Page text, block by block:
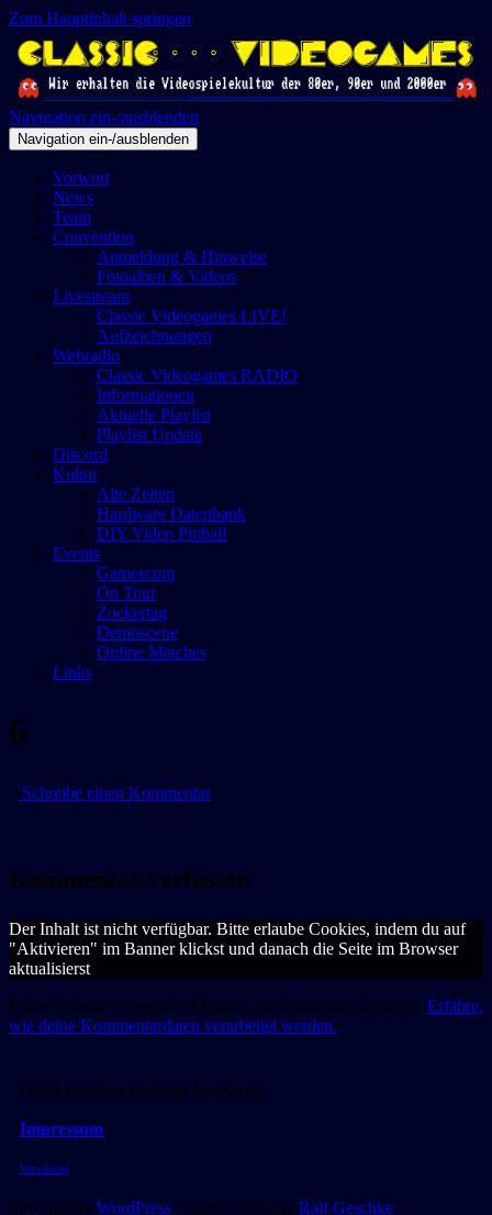
Zum Hauptinhalt springen
Navigation ein-/ausblenden
Navigation ein-/ausblenden
Vorwort
News
Team
Convention
Anmeldung & Hinweise
Fotoalben & Videos
Livestream
Classic Videogames LIVE!
Aufzeichnungen
Webradio
Classic Videogames RADIO
Informationen
Aktuelle Playlist
Playlist Update
Discord
Kultur
Alte Zeiten
Hardware Datenbank
DIY Video Pinball
Events
Gamescom
On Tour
Zockertag
Demoscene
Online Matches
Links
6
Schreibe einen Kommentarzu
Kommentar verfassen
Der Inhalt ist nicht verfügbar. Bitte erlaube Cookies, indem du auf
"Aktivieren" im Banner klickst und danach die Seite im Browser
aktualisierst
Diese Website verwendet Akismet, um Spam zu reduzieren. Erfahre,
wie deine Kommentardaten verarbeitet werden.
Diese Diashow benötigt JavaScript.
Impressum
Verwaltung
Powered by WordPress. Theme Tikva by Ralf Geschke.